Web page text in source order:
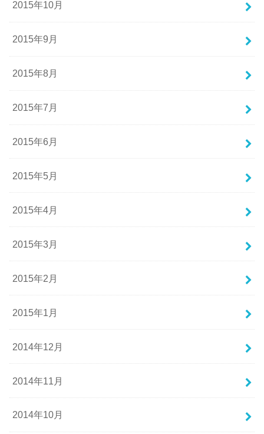
2015年10月
2015年9月
2015年8月
2015年7月
2015年6月
2015年5月
2015年4月
2015年3月
2015年2月
2015年1月
2014年12月
2014年11月
2014年10月